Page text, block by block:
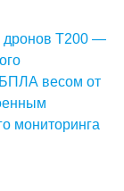
T200 —
БПЛА весом от
мониторинга